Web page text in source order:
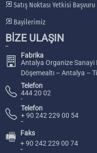
Satış Noktası Yetkisi Başvuru
Bayilerimiz
BİZE ULAŞIN
Fabrika
Antalya Organize Sanayi
Döşemealtı – Antalya –
Telefon
444 20 02
Telefon
+ 90 242 229 00 54
🖷
Faks
+ 90 242 229 00 74